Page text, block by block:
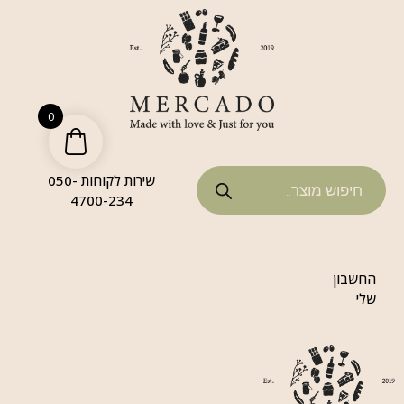
שירות לקוחות 050-
4700-234
החשבון
שלי
0